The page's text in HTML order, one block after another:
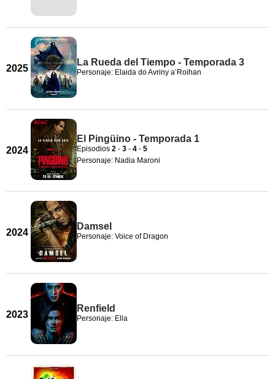
2025
La Rueda del Tiempo - Temporada 3
Personaje: Elaida do Avriny a’Roihan
2024
El Pingüino - Temporada 1
Episodios 2 - 3 - 4 - 5
Personaje: Nadia Maroni
2024
Damsel
Personaje: Voice of Dragon
2023
Renfield
Personaje: Ella